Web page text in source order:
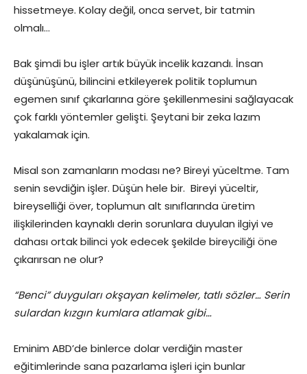
hissetmeye. Kolay değil, onca servet, bir tatmin
olmalı…
Bak şimdi bu işler artık büyük incelik kazandı. İnsan
düşünüşünü, bilincini etkileyerek politik toplumun
egemen sınıf çıkarlarına göre şekillenmesini sağlayacak
çok farklı yöntemler gelişti. Şeytani bir zeka lazım
yakalamak için.
Misal son zamanların modası ne? Bireyi yüceltme. Tam
senin sevdiğin işler. Düşün hele bir. Bireyi yüceltir,
bireyselliği över, toplumun alt sınıflarında üretim
ilişkilerinden kaynaklı derin sorunlara duyulan ilgiyi ve
dahası ortak bilinci yok edecek şekilde bireyciliği öne
çıkarırsan ne olur?
“Benci” duyguları okşayan kelimeler, tatlı sözler… Serin
sulardan kızgın kumlara atlamak gibi…
Eminim ABD’de binlerce dolar verdiğin master
eğitimlerinde sana pazarlama işleri için bunlar